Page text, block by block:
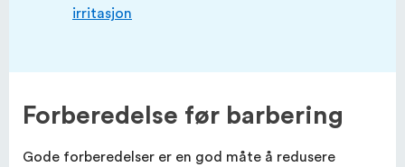
irritasjon
Forberedelse før barbering
Gode ​​forberedelser er en god måte å redusere